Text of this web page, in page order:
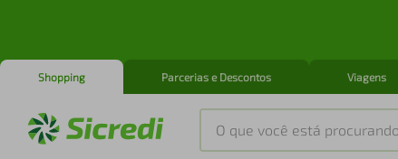
Shopping Parcerias e Descontos Viagens
O que você está procurando?